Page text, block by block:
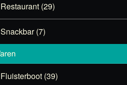
Restaurant (29)
Snackbar (7)
Fluisterboot (39)